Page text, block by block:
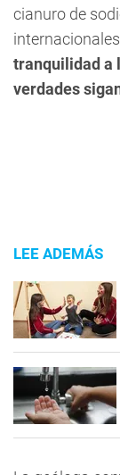
cianuro de
tranquilidad a
verdades
LEE ADEMÁS